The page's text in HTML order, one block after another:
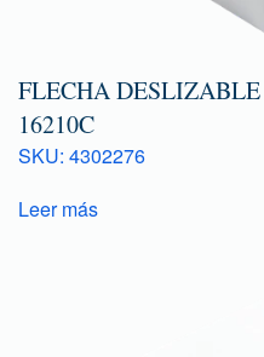
FLECHA
16210C
SKU: 4302276
Leer más